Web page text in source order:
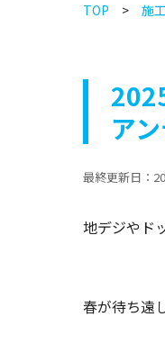
TOP 施
ア
最終更新日：
地デジやド
春が待ち遠